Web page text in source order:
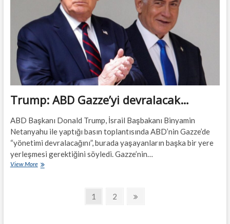
Trump: ABD Gazze’yi devralacak…
ABD Başkanı Donald Trump, İsrail Başbakanı Binyamin
Netanyahu ile yaptığı basın toplantısında ABD’nin Gazze’de
“yönetimi devralacağını”, burada yaşayanların başka bir yere
yerleşmesi gerektiğini söyledi. Gazze’nin…
View MoreTrump:
Page
1 Page
2